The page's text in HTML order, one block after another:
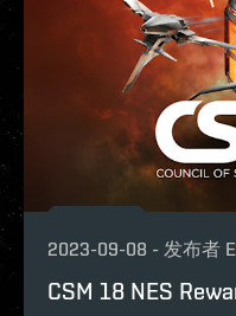
2023-09-08 - 发布者
CSM 18 NES